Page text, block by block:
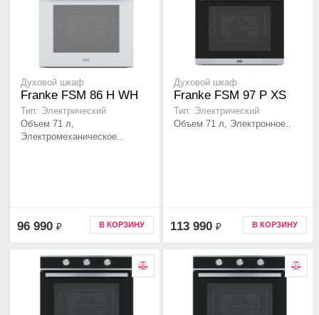
Духовой шкаф
Franke FSM 86 H WH
Тип: Электрический
Объем 71 л,
Электромеханическое..
96 990 ₽ В КОРЗИНУ
Духовой шкаф
Franke FSM 97 P XS
Тип: Электрический
Объем 71 л, Электронное..
113 990 ₽ В КОРЗИНУ